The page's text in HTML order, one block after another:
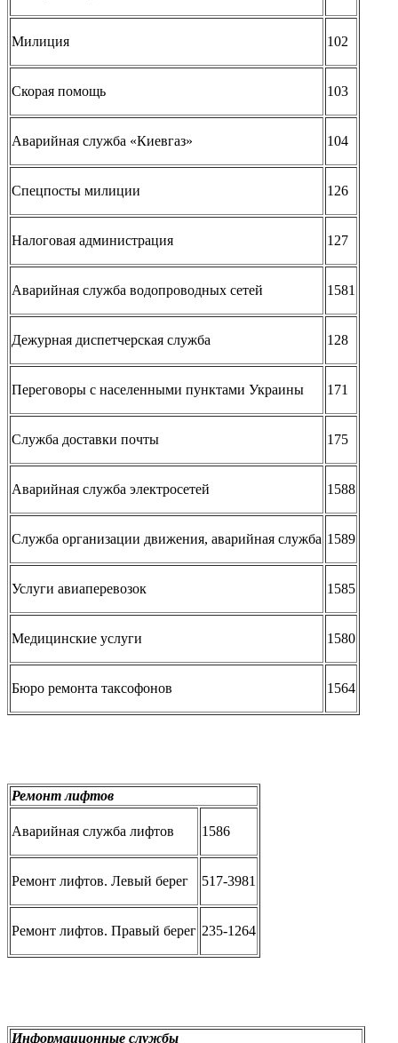
Милиция 102
Скорая помощь 103
Аварийная служба «Киевгаз» 104
Спецпосты милиции 126
Налоговая администрация 127
Аварийная служба водопроводных сетей 1581
Дежурная диспетчерская служба 128
Переговоры с населенными пунктами Украины 171
Служба доставки почты 175
Аварийная служба электросетей 1588
Служба организации движения, аварийная служба 1589
Услуги авиаперевозок 1585
Медицинские услуги 1580
Бюро ремонта таксофонов 1564
Ремонт лифтов
Аварийная служба лифтов 1586
Ремонт лифтов. Левый берег 517-3981
Ремонт лифтов. Правый берег 235-1264
Информационные службы